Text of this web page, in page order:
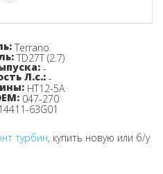
цену!
Terrano
TD27T (2.7)
-
Л.с.: -
HT12-5A
047-270
63G01
турбин, купить новую или б/у